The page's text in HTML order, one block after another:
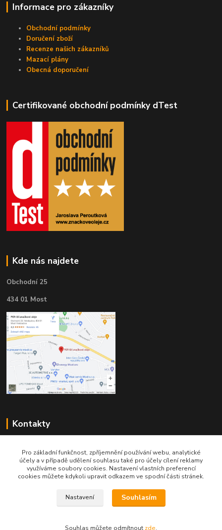
Informace pro zákazníky
Obchodní podmínky
Doručení zboží
Recenze našich zákazníků
Mazací plány
Obecná doporučení
Certifikované obchodní podmínky dTest
Kde nás najdete
Obchodní 25
434 01 Most
Kontakty
Telefon do našeho obchodu : 774 993 479
info@znackoveoleje.cz
Pro základní funkčnost, zpříjemnění používání webu, analytické
účely a v případě udělení souhlasu také pro účely cílení reklamy
využíváme soubory cookies. Nastavení vlastních preferencí
cookies můžete kdykoli upravit odkazem ve spodní části stránek.
Nastavení Souhlasím
Souhlas můžete odmítnout zde.